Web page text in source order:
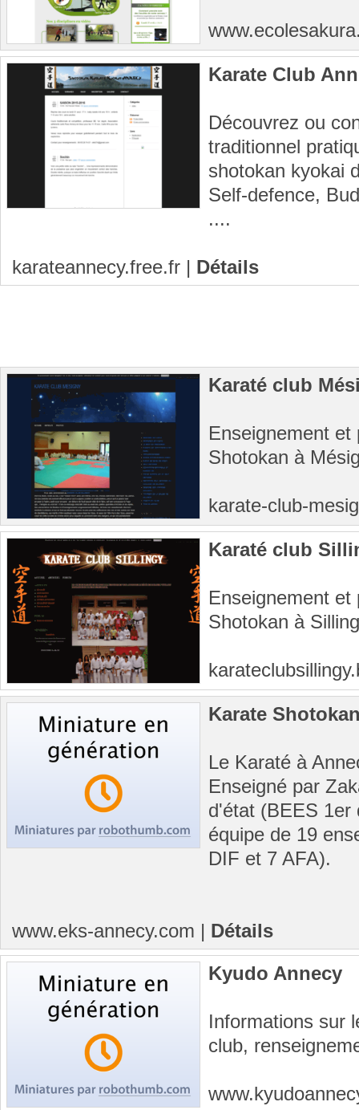
Karate Club
Découvrez ou
traditionnel
shotokan kyokai
Self-defence,
....
karateannecy.free.fr | Détails
Karaté club
Enseignement et
Shotokan à
karate-club-
Karaté club
Enseignement et
Shotokan à
Karate
Le Karaté à
Enseigné par
d'état (BEES 1er
équipe de 19
DIF et 7 AFA).
www.eks-annecy.com | Détails
Kyudo Annecy
Informations sur
club,